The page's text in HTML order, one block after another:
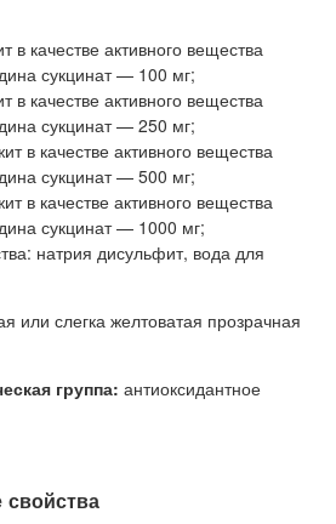
качестве активного вещества
сукцинат — 100 мг;
качестве активного вещества
сукцинат — 250 мг;
в качестве активного вещества
сукцинат — 500 мг;
в качестве активного вещества
сукцинат — 1000 мг;
натрия дисульфит, вода для
или слегка желтоватая прозрачная
группа: антиоксидантное
свойства